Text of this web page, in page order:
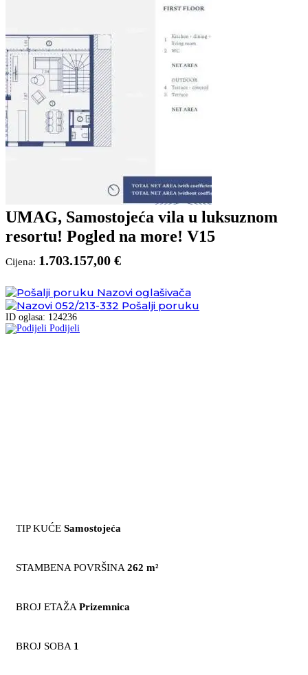
UMAG, Samostojeća vila u luksuznom
resortu! Pogled na more! V15
Cijena: 1.703.157,00 €
Nazovi oglašivača
052/213-332 Pošalji poruku
ID oglasa: 124236
Podijeli
TIP KUĆE Samostojeća
STAMBENA POVRŠINA 262 m²
BROJ ETAŽA Prizemnica
BROJ SOBA 1